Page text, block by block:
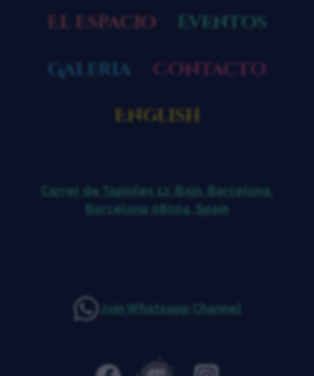
El Espacio
Eventos
Galeria
Contacto
English
Carrer de Tapioles 12, Bajo, Barcelona,
Barcelona 08004, Spain
Join Whatsapp Channel